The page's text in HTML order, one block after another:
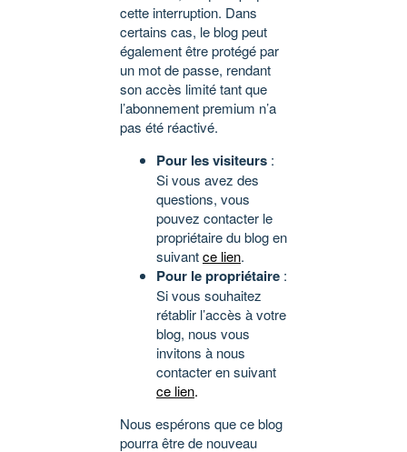
cette interruption. Dans
certains cas, le blog peut
également être protégé par
un mot de passe, rendant
son accès limité tant que
l’abonnement premium n’a
pas été réactivé.
Pour les visiteurs :
Si vous avez des
questions, vous
pouvez contacter le
propriétaire du blog en
suivantce lien.
Pour le propriétaire :
Si vous souhaitez
rétablir l’accès à votre
blog, nous vous
invitons à nous
contacter en suivant
ce lien.
Nous espérons que ce blog
pourra être de nouveau